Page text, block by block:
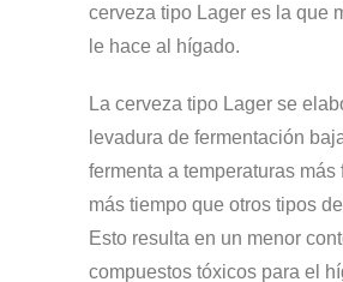
cerveza tipo Lager es la que
le hace al hígado.
La cerveza tipo Lager se
levadura de fermentación
fermenta a temperaturas más
más tiempo que otros tipos
Esto resulta en un menor
compuestos tóxicos para el